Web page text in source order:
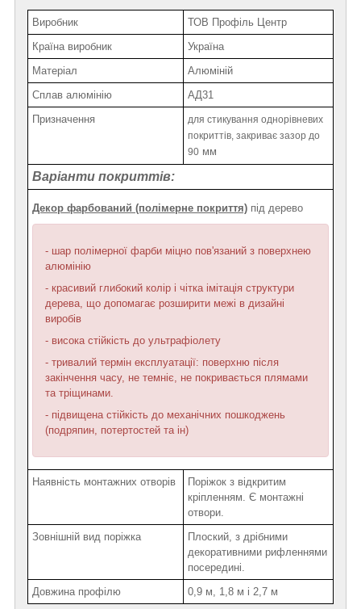
Виробник
ТОВ Профіль Центр
Країна виробник
Україна
Матеріал
Алюміній
Сплав алюмінію
АД31
Призначення
для стикування однорівневих
покриттів, закриває зазор до
90 мм
Варіанти покриттів:
Декор фарбований (полімерне покриття) під дерево
- шар полімерної фарби міцно пов'язаний з поверхнею
алюмінію
- красивий глибокий колір і чітка імітація структури
дерева, що допомагає розширити межі в дизайні
виробів
- висока стійкість до ультрафіолету
- тривалий термін експлуатації: поверхню після
закінчення часу, не темніє, не покривається плямами
та тріщинами.
- підвищена стійкість до механічних пошкоджень
(подряпин, потертостей та ін)
Наявність монтажних отворів
Поріжок з відкритим
кріпленням. Є монтажні
отвори.
Зовнішній вид поріжка
Плоский, з дрібними
декоративними рифленнями
посередині.
Довжина профілю
0,9 м, 1,8 м і 2,7 м